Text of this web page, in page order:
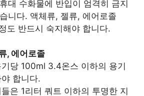
대 수화물에 반입이 엄격히 금지
니다. 액체류, 젤류, 에어로졸
도 반드시 숙지해야 합니다.
, 에어로졸
당 100ml 3.4온스 이하의 용기
합니다.
은 1리터 쿼트 이하의 투명한 지